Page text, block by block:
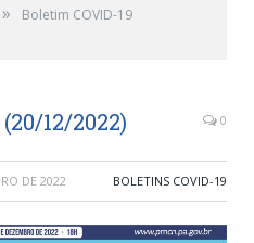
»
Boletim COVID-19
12/2022) 0
DE 2022 BOLETINS COVID-19